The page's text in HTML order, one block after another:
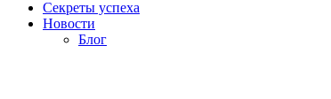
Секреты успеха
Новости
Блог